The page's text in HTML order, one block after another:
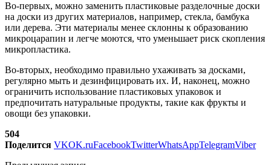
Во-первых, можно заменить пластиковые разделочные доски
на доски из других материалов, например, стекла, бамбука
или дерева. Эти материалы менее склонны к образованию
микроцарапин и легче моются, что уменьшает риск скопления
микропластика.
Во-вторых, необходимо правильно ухаживать за досками,
регулярно мыть и дезинфицировать их. И, наконец, можно
ограничить использование пластиковых упаковок и
предпочитать натуральные продукты, такие как фрукты и
овощи без упаковки.
504
Поделится VKOK.ruFacebookTwitterWhatsAppTelegramViber